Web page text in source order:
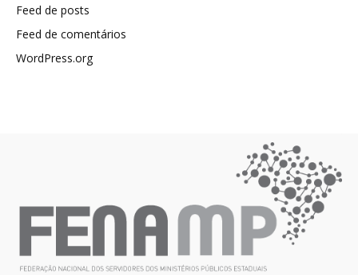
Feed de posts
Feed de comentários
WordPress.org